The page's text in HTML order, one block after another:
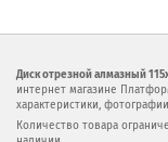
Диск отрезной алмазный
интернет магазине
характеристики,
Количество товара